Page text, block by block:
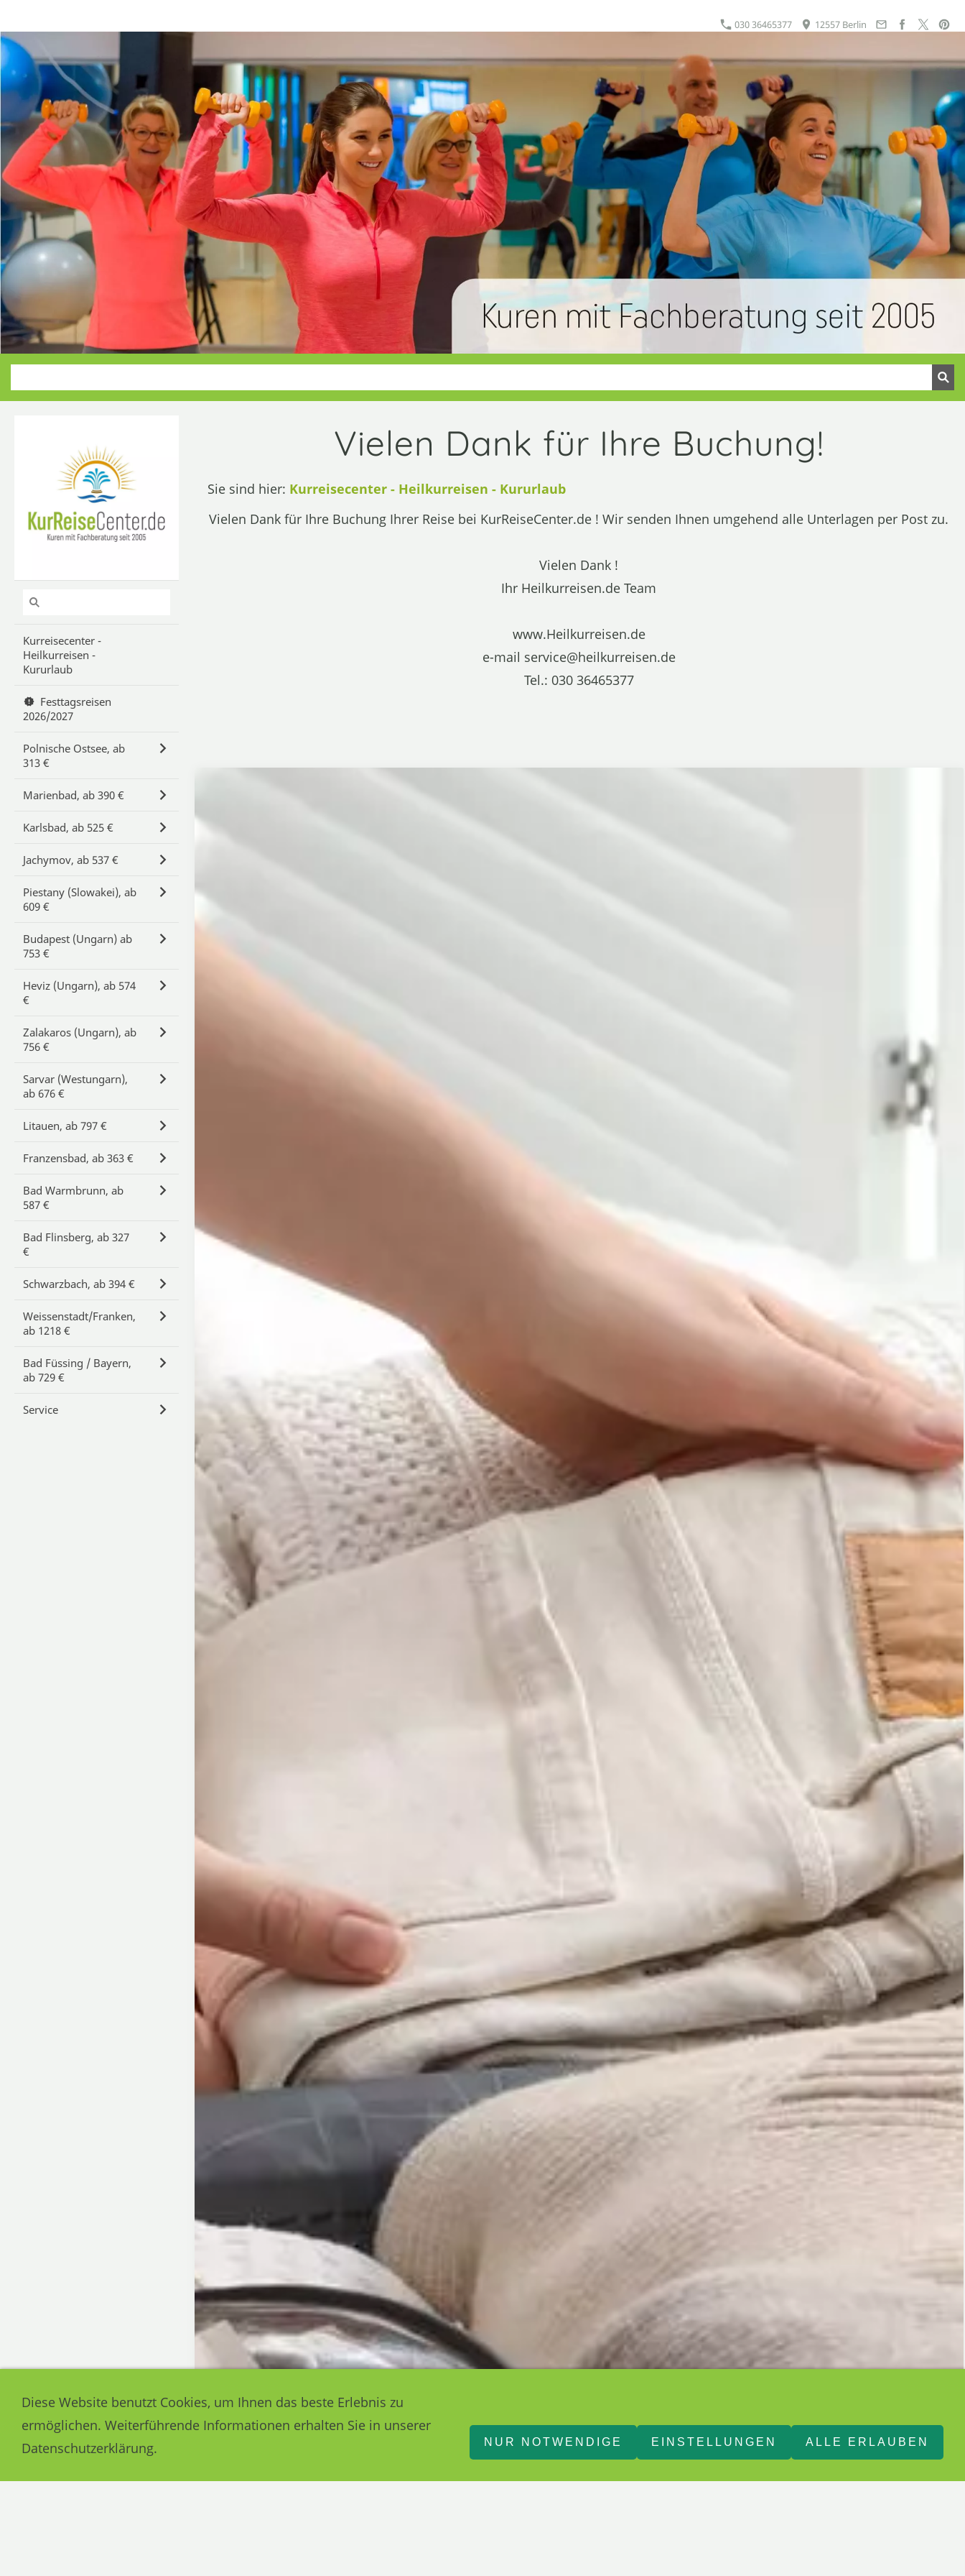
030 36465377 12557 Berlin
Kurreisecenter -
Heilkurreisen -
Kururlaub
Festtagsreisen
2026/2027
Polnische Ostsee, ab
313 €
Marienbad, ab 390 €
Karlsbad, ab 525 €
Jachymov, ab 537 €
Piestany (Slowakei), ab
609 €
Budapest (Ungarn) ab
753 €
Heviz (Ungarn), ab 574
€
Zalakaros (Ungarn), ab
756 €
Sarvar (Westungarn),
ab 676 €
Litauen, ab 797 €
Franzensbad, ab 363 €
Bad Warmbrunn, ab
587 €
Bad Flinsberg, ab 327
€
Schwarzbach, ab 394 €
Weissenstadt/Franken,
ab 1218 €
Bad Füssing / Bayern,
ab 729 €
Service
Vielen Dank für Ihre Buchung!
Sie sind hier: Kurreisecenter - Heilkurreisen - Kururlaub
Vielen Dank für Ihre Buchung Ihrer Reise bei KurReiseCenter.de ! Wir senden Ihnen umgehend alle Unterlagen per Post zu.
Vielen Dank !
Ihr Heilkurreisen.de Team
www.Heilkurreisen.de
e-mail service@heilkurreisen.de
Tel.: 030 36465377
Diese Website benutzt Cookies, um Ihnen das beste Erlebnis zu
ermöglichen. Weiterführende Informationen erhalten Sie in unserer
Datenschutzerklärung.
NUR NOTWENDIGE EINSTELLUNGEN ALLE ERLAUBEN